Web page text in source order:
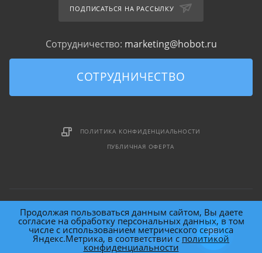
ПОДПИСАТЬСЯ НА РАССЫЛКУ
Сотрудничество: marketing@hobot.ru
СОТРУДНИЧЕСТВО
ПОЛИТИКА КОНФИДЕНЦИАЛЬНОСТИ
ПУБЛИЧНАЯ ОФЕРТА
2026 © HOBOT (HOme roBOT) Technology Inc.
Продолжая пользоваться данным сайтом, Вы даете
согласие на обработку персональных данных, в том
числе с использованием метрического сервиса
Яндекс.Метрика, в соответствии с политикой
конфиденциальности